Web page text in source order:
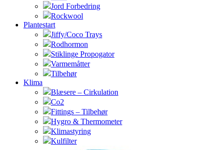
Jord Forbedring
Rockwool
Plantestart
Jiffy/Coco Trays
Rodhormon
Stiklinge Propogator
Varmemåtter
Tilbehør
Klima
Blæsere – Cirkulation
Co2
Fittings – Tilbehør
Hygro & Thermometer
Klimastyring
Kulfilter